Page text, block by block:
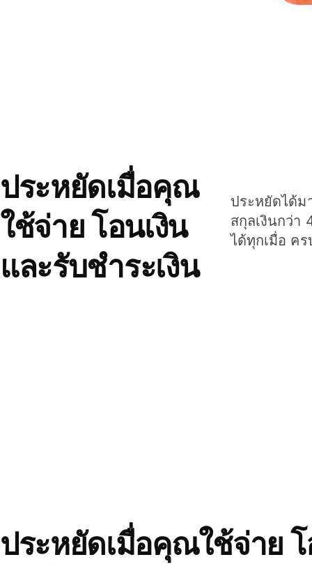
ประหยัดเมื่อคุณ
ใช้จ่าย โอนเงิน
และรับชำระเงิน
ประหยัดได้ม
สกุลเงินกว่า
ได้ทุกเมื่อ ค
ประหยัดเมื่อคุณใช้จ่าย โ